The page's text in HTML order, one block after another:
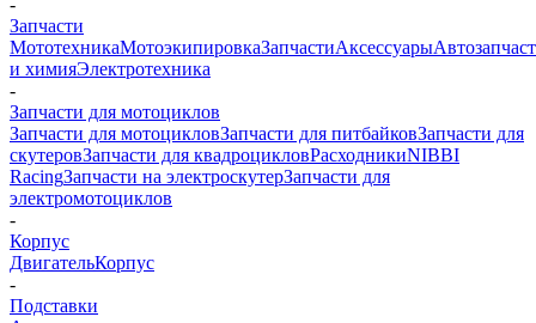
Запчасти
МототехникаМотоэкипировкаЗапчастиАксессуары
и химияЭлектротехника
-
Запчасти для мотоциклов
Запчасти для мотоцикловЗапчасти для питбайковЗапчасти для
скутеровЗапчасти для квадроцикловРасходникиNIBBI
RacingЗапчасти на электроскутерЗапчасти для
электромотоциклов
-
Корпус
ДвигательКорпус
-
Подставки